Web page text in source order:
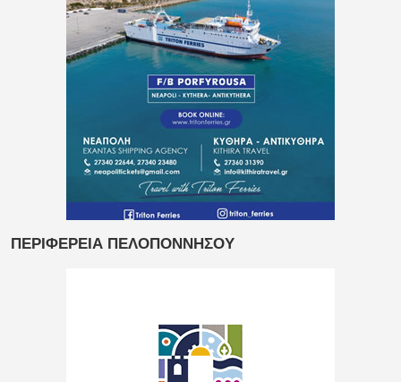
ΠΕΡΙΦΕΡΕΙΑ ΠΕΛΟΠΟΝΝΗΣΟΥ